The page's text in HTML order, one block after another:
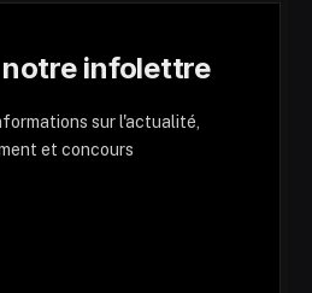
notre infolettre
sur l'actualité,
et concours